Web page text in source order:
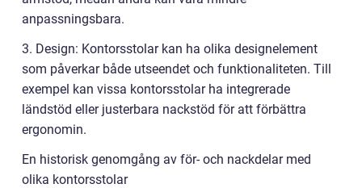
anpassningsbara.
3. Design: Kontorsstolar kan ha olika designelement
som påverkar både utseendet och funktionaliteten. Till
exempel kan vissa kontorsstolar ha integrerade
ländstöd eller justerbara nackstöd för att förbättra
ergonomin.
En historisk genomgång av för- och nackdelar med
olika kontorsstolar